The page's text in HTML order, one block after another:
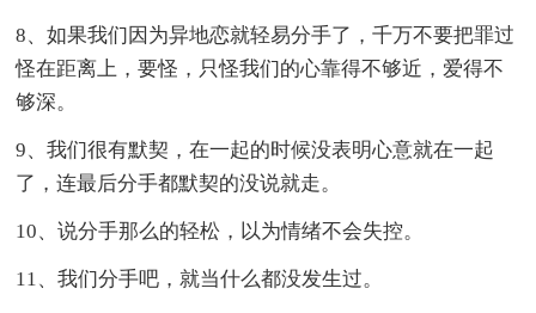
8、如果我们因为异地恋就轻易分手了，千万不要把罪过
怪在距离上，要怪，只怪我们的心靠得不够近，爱得不
够深。
9、我们很有默契，在一起的时候没表明心意就在一起
了，连最后分手都默契的没说就走。
10、说分手那么的轻松，以为情绪不会失控。
11、我们分手吧，就当什么都没发生过。